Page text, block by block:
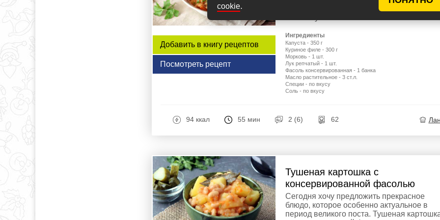
cookie.
Добавить в книгу рецептов
Посмотреть рецепт
соусе, это вкусно. Конечно же, капусту
Ингредиенты
Капуста - 350 г
Куриное филе - 300 г
Морковь - 1 шт.
Лук репчатый - 1 шт.
Фасоль консервированная - 1 банка
Масло растительное - 3 ст.л.
Специи - по вкусу
Соль - по вкусу
94 ккал 55 мин 2 (6) 62
Тушеная картошка с
консервированной фасолью
Сегодня хочу предложить прекрасное
блюдо, которое особенно актуальное в
период великого поста. Тушеная